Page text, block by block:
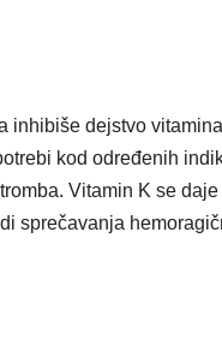
dejstvo
kod određenih
Vitamin K se
sprečavanja